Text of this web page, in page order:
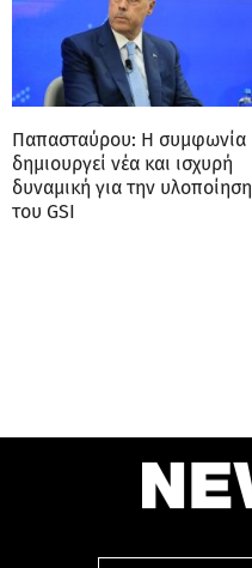
Παπασταύρου: Η συμφωνία
δημιουργεί νέα και ισχυρή
δυναμική για την υλοποίηση
του GSI